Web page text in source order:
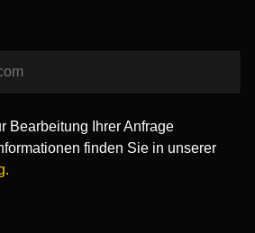
Bearbeitung Ihrer Anfrage
finden Sie in unserer